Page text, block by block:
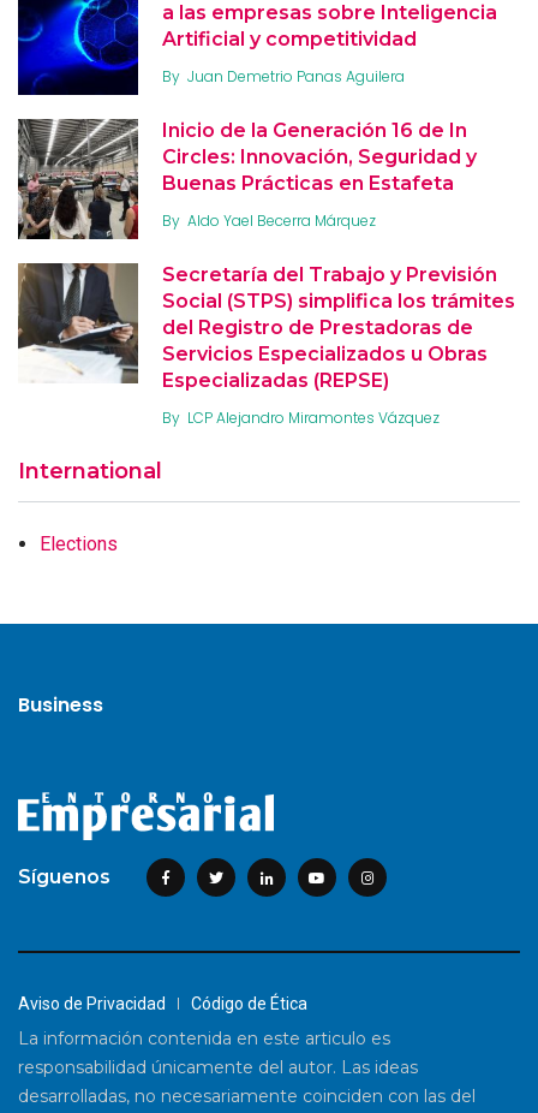
a las empresas sobre Inteligencia
Artificial y competitividad
By Juan Demetrio Panas Aguilera
Inicio de la Generación 16 de In
Circles: Innovación, Seguridad y
Buenas Prácticas en Estafeta
By Aldo Yael Becerra Márquez
Secretaría del Trabajo y Previsión
Social (STPS) simplifica los trámites
del Registro de Prestadoras de
Servicios Especializados u Obras
Especializadas (REPSE)
By LCP Alejandro Miramontes Vázquez
International
Elections
Business
Síguenos
Aviso de Privacidad Código de Ética
La información contenida en este articulo es
responsabilidad únicamente del autor. Las ideas
desarrolladas, no necesariamente coinciden con las del